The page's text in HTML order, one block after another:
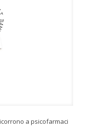
a psicofarmaci